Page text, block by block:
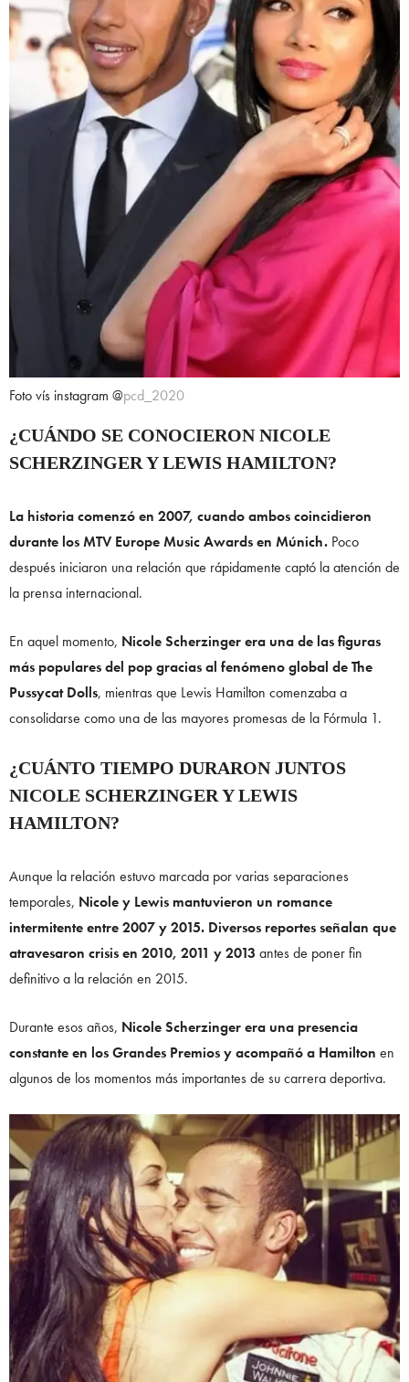
Foto vís instagram @pcd_2020
¿CUÁNDO SE CONOCIERON NICOLE
SCHERZINGER Y LEWIS HAMILTON?
La historia comenzó en 2007, cuando ambos coincidieron
durante los MTV Europe Music Awards en Múnich. Poco
después iniciaron una relación que rápidamente captó la atención de
la prensa internacional.
En aquel momento, Nicole Scherzinger era una de las figuras
más populares del pop gracias al fenómeno global de The
Pussycat Dolls, mientras que Lewis Hamilton comenzaba a
consolidarse como una de las mayores promesas de la Fórmula 1.
¿CUÁNTO TIEMPO DURARON JUNTOS
NICOLE SCHERZINGER Y LEWIS
HAMILTON?
Aunque la relación estuvo marcada por varias separaciones
temporales, Nicole y Lewis mantuvieron un romance
intermitente entre 2007 y 2015. Diversos reportes señalan que
atravesaron crisis en 2010, 2011 y 2013 antes de poner fin
definitivo a la relación en 2015.
Durante esos años, Nicole Scherzinger era una presencia
constante en los Grandes Premios y acompañó a Hamilton en
algunos de los momentos más importantes de su carrera deportiva.